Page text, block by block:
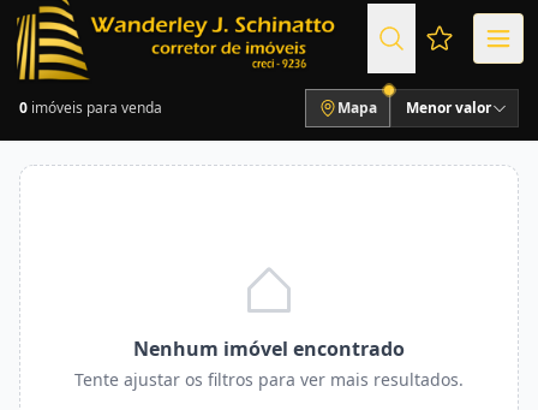
Favoritos
0 imóveis para venda Mapa Menor valor
Nenhum imóvel encontrado
Tente ajustar os filtros para ver mais resultados.